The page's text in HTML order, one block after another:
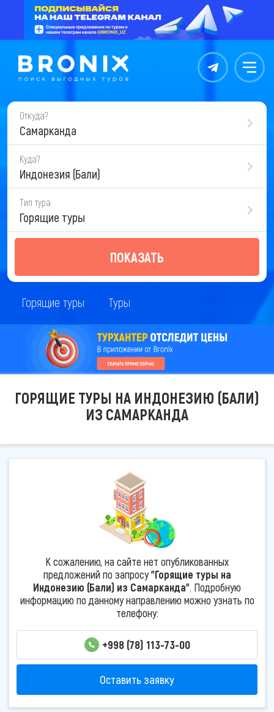
Контакты Меню
Откуда?
Самарканда
Куда?
Индонезия (Бали)
Тип тура
Горящие туры
ПОКАЗАТЬ
Горящие туры Туры
ГОРЯЩИЕ ТУРЫ НА ИНДОНЕЗИЮ (БАЛИ)
ИЗ САМАРКАНДА
К сожалению, на сайте нет опубликованных
предложений по запросу"Горящие туры на
Индонезию (Бали) из Самарканда". Подробную
информацию по данному направлению можно узнать по
телефону:
+998 (78) 113-73-00
Оставить заявку